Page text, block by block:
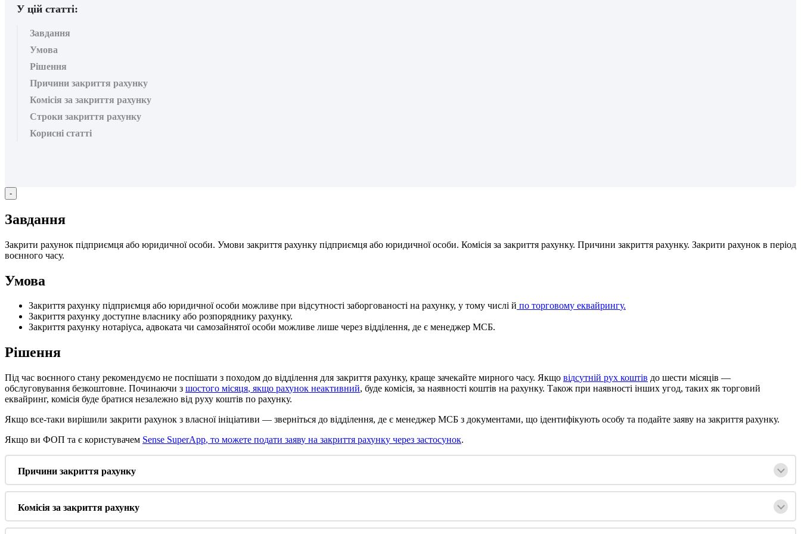
У цій статті:
Завдання
Умова
Рішення
Причини закриття рахунку
Комісія за закриття рахунку
Строки закриття рахунку
Корисні статті
-
Завдання
Закрити рахунок підприємця або юридичної особи. Умови закриття рахунку підприємця або юридичної особи. Комісія за закриття рахунку. Причини закриття рахунку. Закрити рахунок в період
воєнного часу.
Умова
Закриття рахунку підприємця або юридичної особи можливе при відсутності заборгованості на рахунку, у тому числі й по торговому еквайрингу.
Закриття рахунку доступне власнику або розпоряднику рахунку.
Закриття рахунку нотаріуса, адвоката чи самозайнятої особи можливе лише через відділення, де є менеджер МСБ.
Рішення
Під час воєнного стану рекомендуємо не поспішати з походом до відділення для закриття рахунку, краще зачекайте мирного часу. Якщо відсутній рух коштів до шести місяців —
обслуговування безкоштовне. Починаючи з шостого місяця, якщо рахунок неактивний, буде комісія, за наявності коштів на рахунку. Також при наявності інших угод, таких як торговий
еквайринг, комісія буде братися незалежно від руху коштів по рахунку.
Якщо все-таки вирішили закрити рахунок з власної ініціативи — зверніться до відділення, де є менеджер МСБ з документами, що ідентифікують особу та подайте заяву на закриття рахунку.
Якщо ви ФОП та є користувачем Sense SuperApp, то можете подати заяву на закриття рахунку через застосунок.
Причини закриття рахунку
Комісія за закриття рахунку